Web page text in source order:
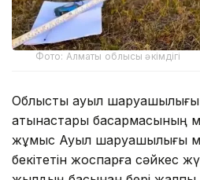
Фото: Алматы облысы әкімдігі
Облыстық ауыл
қатынастары басқармасының
жұмыс Ауыл шаруашылығы
бекітетін жоспарға сәйкес